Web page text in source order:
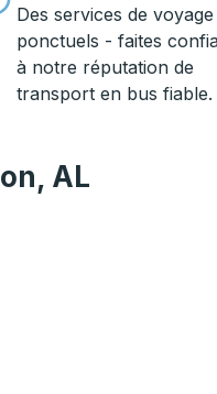
Des services de voyage
ponctuels - faites
à notre réputation de
transport en bus fiable.
AL
plus sur cette gare